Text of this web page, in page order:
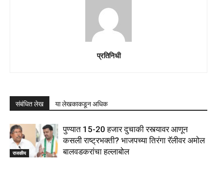
प्रतिनिधी
संबंधित लेख या लेखकाकडून अधिक
राजकीय
पुण्यात 15-20 हजार दुचाकी रस्त्यावर आणून
कसली राष्ट्रभक्ती? भाजपच्या तिरंगा रॅलीवर अमोल
बालवडकरांचा हल्लाबोल